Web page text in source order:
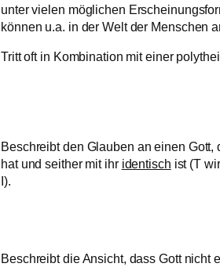
unter vielen möglichen
können u.a. in der Welt der Menschen
Tritt oft in Kombination mit einer
Beschreibt den Glauben an einen Gott,
hat und seither mit ihr identisch ist (T
I).
Beschreibt die Ansicht, dass Gott nicht